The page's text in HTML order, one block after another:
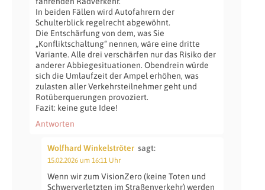
In beiden Fällen wird Autofahrern der
Schulterblick regelrecht abgewöhnt.
Die Entschärfung von dem, was Sie
„Konfliktschaltung“ nennen, wäre eine dritte
Variante. Alle drei verschärfen nur das Risiko der
anderer Abbiegesituationen. Obendrein würde
sich die Umlaufzeit der Ampel erhöhen, was
zulasten aller Verkehrsteilnehmer geht und
Rotüberquerungen provoziert.
Fazit: keine gute Idee!
Antworten
Wolfhard Winkelströter sagt:
15.02.2026 um 16:11 Uhr
Wenn wir zum VisionZero (keine Toten und
Schwerverletzten im Straßenverkehr) werden